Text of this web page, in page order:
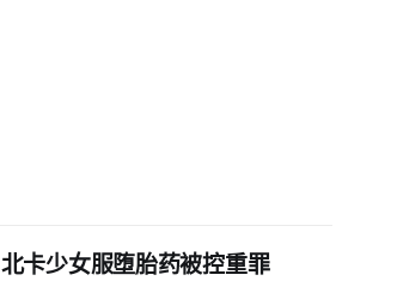
北卡少女服堕胎药被控重罪